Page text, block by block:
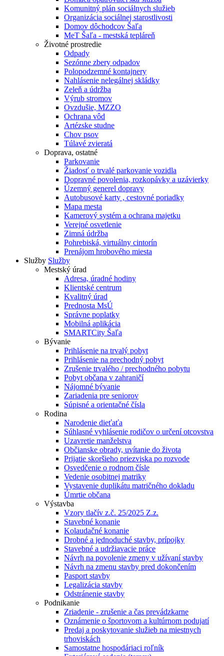
Komunitný plán sociálnych služieb
Organizácia sociálnej starostlivosti
Domov dôchodcov Šaľa
MeT Šaľa - mestská tepláreň
Životné prostredie
Odpady
Sezónne zbery odpadov
Polopodzemné kontajnery
Nahlásenie nelegálnej skládky
Zeleň a údržba
Výrub stromov
Ovzdušie, MZZO
Ochrana vôd
Artézske studne
Chov psov
Túlavé zvieratá
Doprava, ostatné
Parkovanie
Žiadosť o trvalé parkovanie vozidla
Dopravné povolenia, rozkopávky a uzávierky
Územný generel dopravy
Autobusové karty , cestovné poriadky
Mapa mesta
Kamerový systém a ochrana majetku
Verejné osvetlenie
Zimná údržba
Pohrebiská, virtuálny cintorín
Prenájom hrobového miesta
Služby Služby
Mestský úrad
Adresa, úradné hodiny
Klientské centrum
Kvalitný úrad
Prednosta MsÚ
Správne poplatky
Mobilná aplikácia
SMARTCity Šaľa
Bývanie
Prihlásenie na trvalý pobyt
Prihlásenie na prechodný pobyt
Zrušenie trvalého / prechodného pobytu
Pobyt občana v zahraničí
Nájomné bývanie
Zariadenia pre seniorov
Súpisné a orientačné čísla
Rodina
Narodenie dieťaťa
Súhlasné vyhlásenie rodičov o určení otcovstva
Uzavretie manželstva
Občianske obrady, uvítanie do života
Prijatie skoršieho priezviska po rozvode
Osvedčenie o rodnom čísle
Vedenie osobitnej matriky
Vystavenie duplikátu matričného dokladu
Úmrtie občana
Výstavba
Vzory tlačív z.č. 25/2025 Z.z.
Stavebné konanie
Kolaudačné konanie
Drobné a jednoduché stavby, prípojky
Stavebné a udržiavacie práce
Návrh na povolenie zmeny v užívaní stavby
Návrh na zmenu stavby pred dokončením
Pasport stavby
Legalizácia stavby
Odstránenie stavby
Podnikanie
Zriadenie - zrušenie a čas prevádzkarne
Oznámenie o športovom a kultúrnom podujatí
Predaj a poskytovanie služieb na miestnych
trhoviskách
Samostatne hospodáriaci roľník